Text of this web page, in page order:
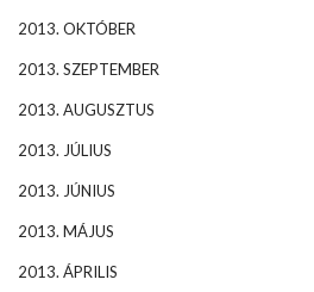
2013. OKTÓBER
2013. SZEPTEMBER
2013. AUGUSZTUS
2013. JÚLIUS
2013. JÚNIUS
2013. MÁJUS
2013. ÁPRILIS